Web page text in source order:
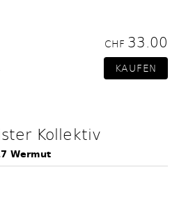
CHF 33.00
Kollektiv
Wermut